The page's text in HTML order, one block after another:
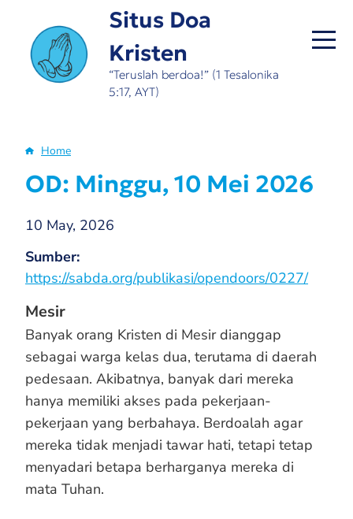
main
content
Situs Doa
Kristen
“Teruslah berdoa!” (1 Tesalonika
5:17, AYT)
Breadcrumb
Home
OD: Minggu, 10 Mei 2026
10 May, 2026
Sumber
https://sabda.org/publikasi/opendoors/0227/
Mesir
Banyak orang Kristen di Mesir dianggap
sebagai warga kelas dua, terutama di daerah
pedesaan. Akibatnya, banyak dari mereka
hanya memiliki akses pada pekerjaan-
pekerjaan yang berbahaya. Berdoalah agar
mereka tidak menjadi tawar hati, tetapi tetap
menyadari betapa berharganya mereka di
mata Tuhan.